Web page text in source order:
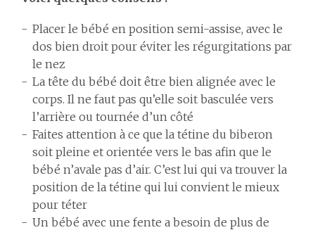
Placer le bébé en position semi-assise, avec le
dos bien droit pour éviter les régurgitations par
le nez
La tête du bébé doit être bien alignée avec le
corps. Il ne faut pas qu’elle soit basculée vers
l’arrière ou tournée d’un côté
Faites attention à ce que la tétine du biberon
soit pleine et orientée vers le bas afin que le
bébé n’avale pas d’air. C’est lui qui va trouver la
position de la tétine qui lui convient le mieux
pour téter
Un bébé avec une fente a besoin de plus de